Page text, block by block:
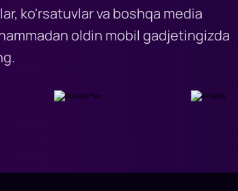
ko'rsatuvlar va boshqa media
oldin mobil gadjetingizda